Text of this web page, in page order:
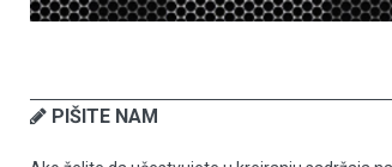
PIŠITE NAM